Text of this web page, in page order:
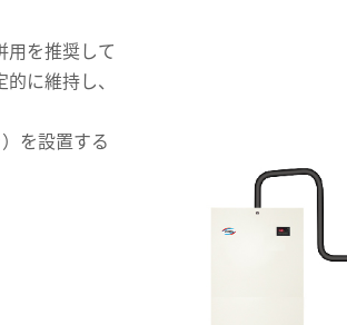
用を推奨して
に維持し、
を設置する